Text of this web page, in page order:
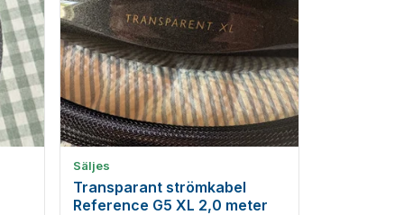
Säljes
Transparant strömkabel
Reference G5 XL 2,0 meter